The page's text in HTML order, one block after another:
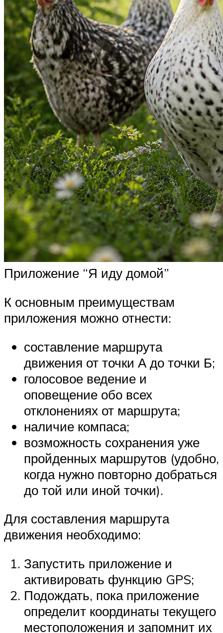
Приложение “Я иду домой”
К основным преимуществам
приложения можно отнести:
составление маршрута
движения от точки А до точки Б;
голосовое ведение и
оповещение обо всех
отклонениях от маршрута;
наличие компаса;
возможность сохранения уже
пройденных маршрутов (удобно,
когда нужно повторно добраться
до той или иной точки).
Для составления маршрута
движения необходимо:
Запустить приложение и
активировать функцию GPS;
Подождать, пока приложение
определит координаты текущего
местоположения и запомнит их